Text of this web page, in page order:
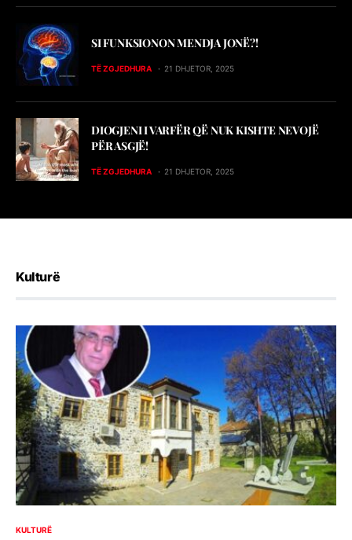
SI FUNKSIONON MENDJA JONË?!
TË ZGJEDHURA 21 DHJETOR, 2025
DIOGJENI I VARFËR QË NUK KISHTE NEVOJË
PËR ASGJË!
TË ZGJEDHURA 21 DHJETOR, 2025
Kulturë
KULTURË